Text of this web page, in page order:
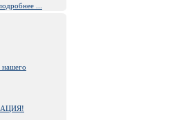
...
нашего